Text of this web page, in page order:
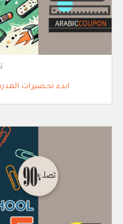
ابدء تحضيرات